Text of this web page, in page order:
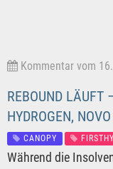
Kommentar vom
REBOUND LÄUFT
HYDROGEN,
CANOPY
Während die